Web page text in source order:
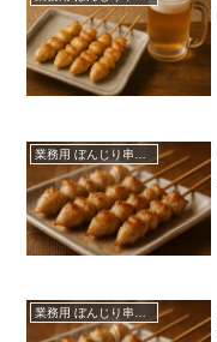
業務用 ぼんじり串（仕入れ・卸）